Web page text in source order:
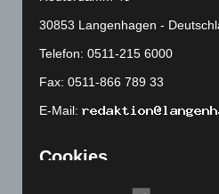
März 2022
(221)
Oktober 2021
30853 Langenhagen -
Telefon: 0511-215 6000
Fax: 0511-866 789 33
E-Mail:
Cookies
Die Internetseiten verwenden